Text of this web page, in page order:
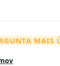
MAIS